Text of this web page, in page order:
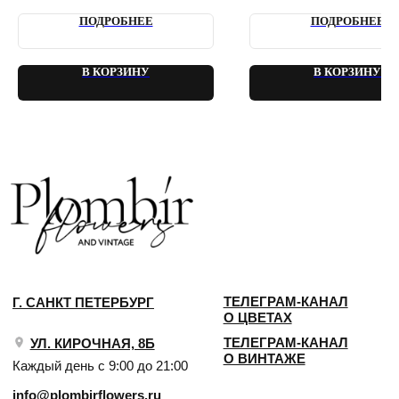
ПОДРОБНЕЕ
В КОРЗИНУ
ПОДРОБНЕЕ
В КОРЗИНУ